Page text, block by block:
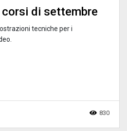
corsi di settembre
tecniche per i
830